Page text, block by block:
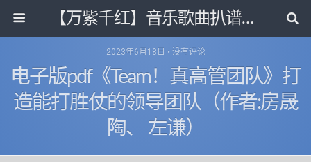
【万紫千红】音乐歌曲扒谱打带和电子书影视剧资源网
2023年6月18日 • 没有评论
电子版pdf《Team！真高管团队》打
造能打胜仗的领导团队（作者:房晟
陶、 左谦）